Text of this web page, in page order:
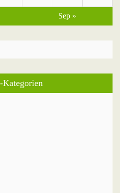
Sep »
Kategorien